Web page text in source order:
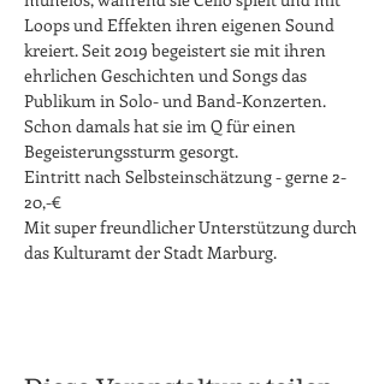
Loops und Effekten ihren eigenen Sound
kreiert. Seit 2019 begeistert sie mit ihren
ehrlichen Geschichten und Songs das
Publikum in Solo- und Band-Konzerten.
Schon damals hat sie im Q für einen
Begeisterungssturm gesorgt.
Eintritt nach Selbsteinschätzung - gerne 2-
20,-€
Mit super freundlicher Unterstützung durch
das Kulturamt der Stadt Marburg.